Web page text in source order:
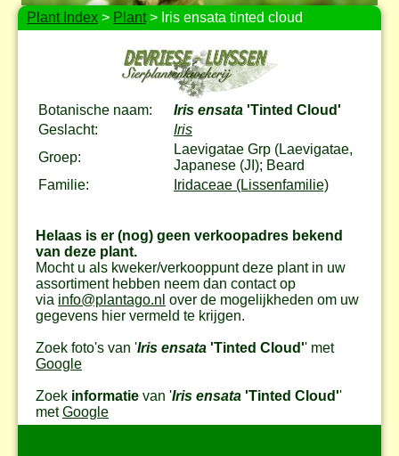
Plant Index > Plant> Iris ensata tinted cloud
Botanische naam: Iris ensata 'Tinted Cloud'
Geslacht:
Iris
Groep:
Laevigatae Grp (Laevigatae,
Japanese (JI); Beard
Familie:
Iridaceae (Lissenfamilie)
Helaas is er (nog) geen verkoopadres bekend
van deze plant.
Mocht u als kweker/verkooppunt deze plant in uw
assortiment hebben neem dan contact op
via info@plantago.nl over de mogelijkheden om uw
gegevens hier vermeld te krijgen.
Zoek foto's van 'Iris ensata 'Tinted Cloud'' met
Google
Zoek informatie van 'Iris ensata 'Tinted Cloud''
metGoogle